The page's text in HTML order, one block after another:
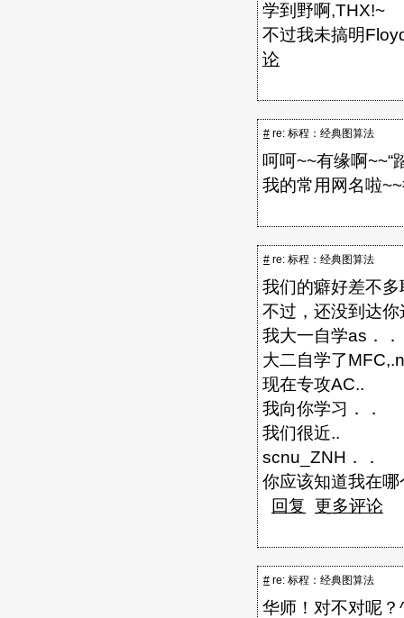
学到野啊,THX!~
不过我未搞明
论
# re: 标程：经典图算法
呵呵~~有缘啊~~“
我的常用网名啦
# re: 标程：经典图算法
我们的癖好差不
不过，还没到达
我大一自学as．．
大二自学了
现在专攻AC..
我向你学习．．
我们很近..
scnu_ZNH．．
你应该知道我在
回复
更多评论
# re: 标程：经典图算法
华师！对不对呢